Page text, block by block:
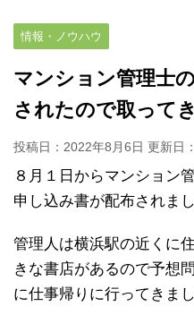
情報・ノウハウ
マンション管理士
されたので取って
投稿日：2022年8月6日 更新日：
８月１日からマンション
申し込み書が配布されまし
管理人は横浜駅の近くに
きな書店があるので予想
に仕事帰りに行ってきまし